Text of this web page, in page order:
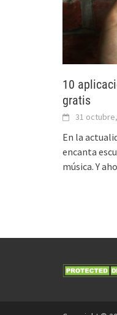
10
gratis
31
En la
encanta
música. Y